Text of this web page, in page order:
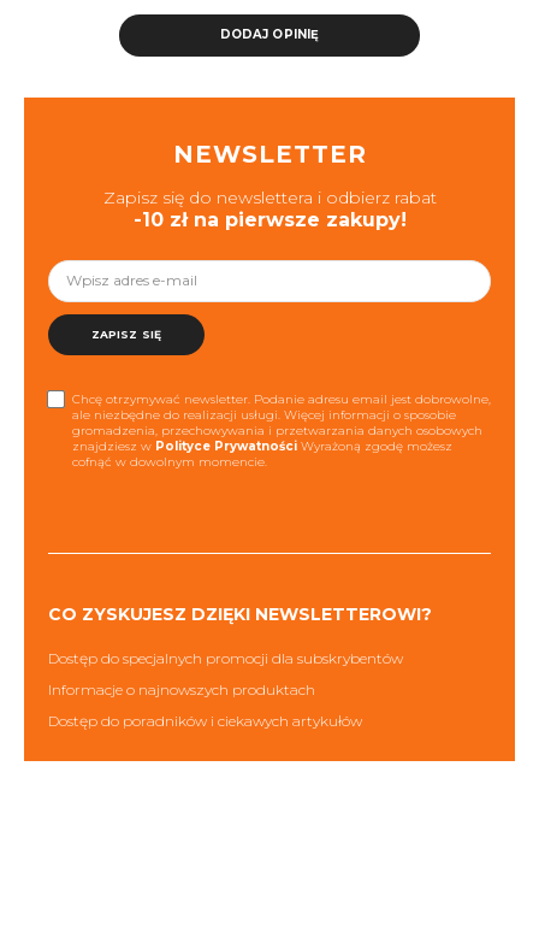
DODAJ OPINIĘ
NEWSLETTER
Zapisz się do newslettera i odbierz rabat
-10 zł na pierwsze zakupy!
ZAPISZ SIĘ
Chcę otrzymywać newsletter. Podanie adresu email jest dobrowolne,
ale niezbędne do realizacji usługi. Więcej informacji o sposobie
gromadzenia, przechowywania i przetwarzania danych osobowych
znajdziesz w Polityce Prywatności Wyrażoną zgodę możesz
cofnąć w dowolnym momencie.
CO ZYSKUJESZ DZIĘKI NEWSLETTEROWI?
Dostęp do specjalnych promocji dla subskrybentów
Informacje o najnowszych produktach
Dostęp do poradników i ciekawych artykułów